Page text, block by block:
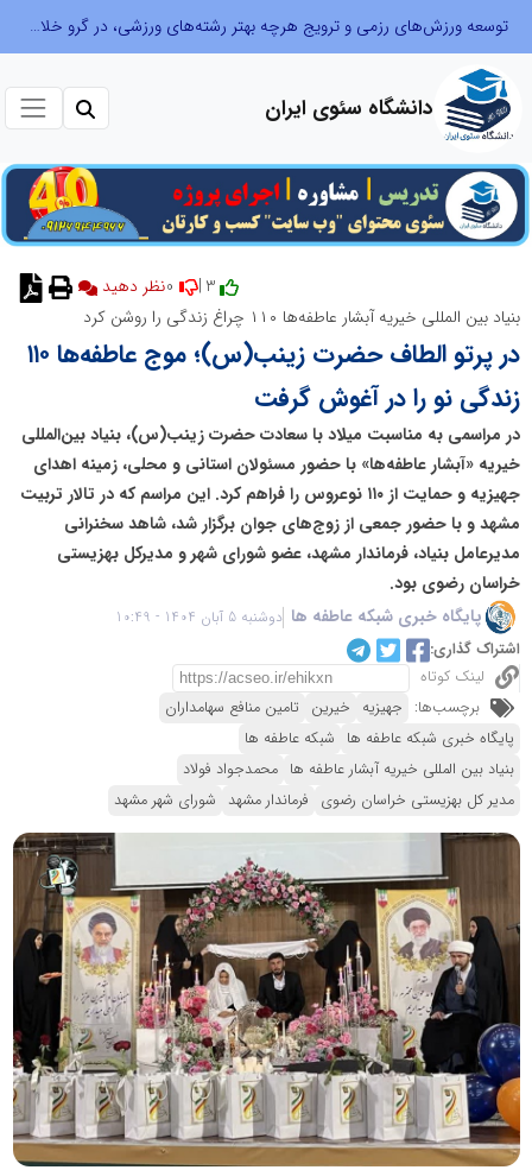
توسعه ورزش‌های رزمی و ترویج هرچه بهتر رشته‌های ورزشی، در گرو خلاقیت و نوآوری است
دانشگاه سئوی ایران
3 |
نظر دهید
بنیاد بین المللی خیریه آبشار عاطفه‌ها ۱۱۰ چراغ زندگی را روشن کرد
در پرتو الطاف حضرت زینب(س)؛ موج عاطفه‌ها ۱۱۰
زندگی نو را در آغوش گرفت
در مراسمی به مناسبت میلاد با سعادت حضرت زینب(س)، بنیاد بین‌المللی
خیریه «آبشار عاطفه‌ها» با حضور مسئولان استانی و محلی، زمینه اهدای
جهیزیه و حمایت از ۱۱۰ نوعروس را فراهم کرد. این مراسم که در تالار تربیت
مشهد و با حضور جمعی از زوج‌های جوان برگزار شد، شاهد سخنرانی
مدیرعامل بنیاد، فرماندار مشهد، عضو شورای شهر و مدیرکل بهزیستی
خراسان رضوی بود.
پایگاه خبری شبکه عاطفه ها دوشنبه 5 آبان 1404 - 10:49
اشتراک گذاری:
لینک کوتاه
برچسب‌ها: جهیزیه خیرین تامین منافع سهامداران
پایگاه خبری شبکه عاطفه ها شبکه عاطفه ها
بنیاد بین المللی خیریه آبشار عاطفه ها محمدجواد فولاد
مدیر کل بهزیستی خراسان رضوی فرماندار مشهد شورای شهر مشهد